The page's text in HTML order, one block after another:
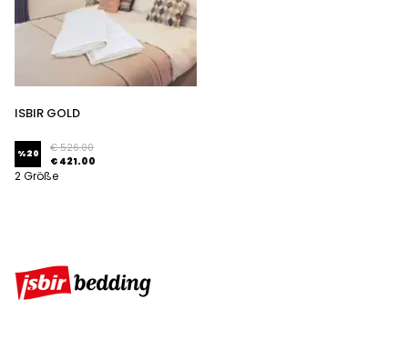
ISBIR GOLD
%20
€ 526.00
€ 421.00
2 Größe